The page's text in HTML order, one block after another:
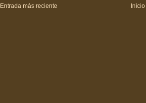
Entrada más reciente
Inicio